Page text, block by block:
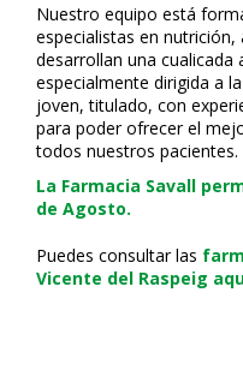
Nuestro equipo está
especialistas en nutrición,
desarrollan una
especialmente dirigida a
joven, titulado, con
para poder ofrecer el
todos nuestros pacientes.
La Farmacia Savall
de Agosto.
Puedes consultar las
Vicente del Raspeig